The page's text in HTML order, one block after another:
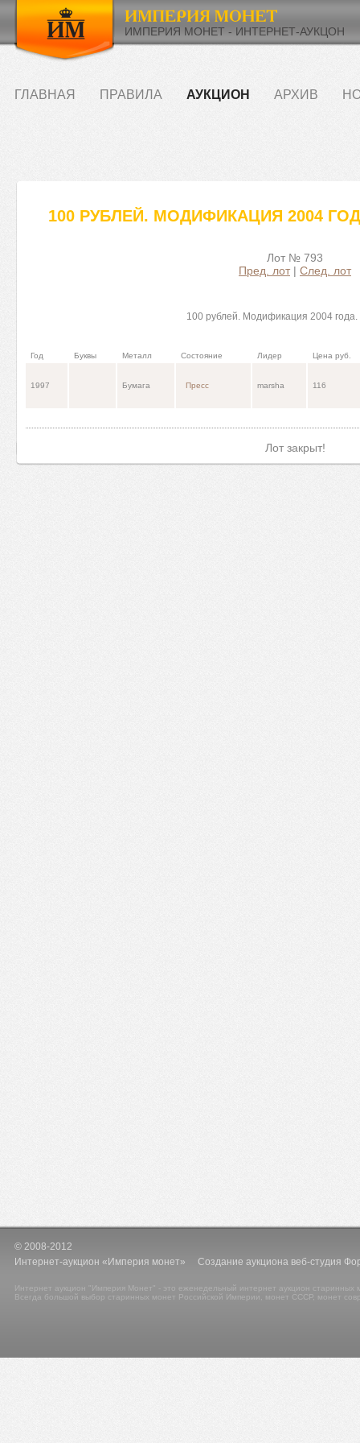
ИМПЕРИЯ МОНЕТ - ИНТЕРНЕТ-АУКЦОН
ГЛАВНАЯ ПРАВИЛА АУКЦИОН АРХИВ
100 РУБЛЕЙ. МОДИФИКАЦИЯ 2004
Лот № 793
Пред. лот| След. лот
100 рублей. Модификация 2004
Год Буквы Металл Состояние Лидер Цена руб.
1997 Бумага Пресс marsha 116
Лот закрыт!
© 2008-2012
Интернет-аукцион «Империя монет» Создание аукциона веб-студия
Интернет аукцион "Империя Монет" - это еженедельный интернет аукцион
Всегда большой выбор старинных монет Российской Империи, монет СССР, монет